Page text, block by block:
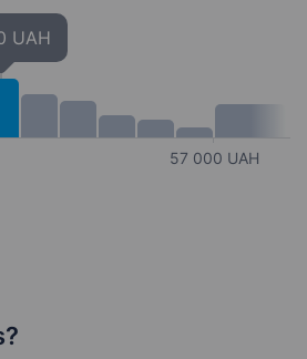
UAH
57 000 UAH